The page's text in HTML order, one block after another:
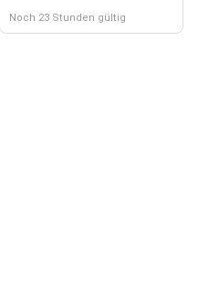
Noch 23 Stunden gültig